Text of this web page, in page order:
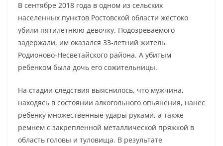
В сентябре 2018 года в одном из сельских
населенных пунктов Ростовской области жестоко
убили пятилетнюю девочку. Подозреваемого
задержали, им оказался 33-летний житель
Родионово-Несветайского района. А убитым
ребенком была дочь его сожительницы.
На стадии следствия выяснилось, что мужчина,
находясь в состоянии алкогольного опьянения, нанес
ребенку множественные удары руками, а также
ремнем с закрепленной металлической пряжкой в
область головы и туловища. В результате